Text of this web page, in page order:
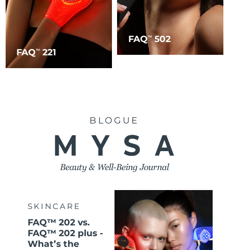
FAQTM 221
FAQTM502
BLOGUE
SKINCARE
FAQ™ 202 vs.
FAQ™ 202 plus -
What’s the